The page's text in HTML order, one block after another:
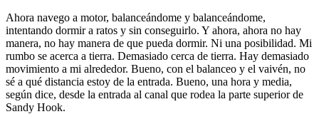
Ahora navego a motor, balanceándome y balanceándome,
intentando dormir a ratos y sin conseguirlo. Y ahora, ahora no hay
manera, no hay manera de que pueda dormir. Ni una posibilidad. Mi
rumbo se acerca a tierra. Demasiado cerca de tierra. Hay demasiado
movimiento a mi alrededor. Bueno, con el balanceo y el vaivén, no
sé a qué distancia estoy de la entrada. Bueno, una hora y media,
según dice, desde la entrada al canal que rodea la parte superior de
Sandy Hook.